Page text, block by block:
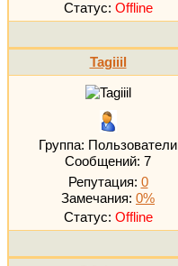
Статус: Offline
Tagiiil
Группа: Пользователи
Сообщений: 7
Репутация: 0
Замечания: 0%
Статус: Offline